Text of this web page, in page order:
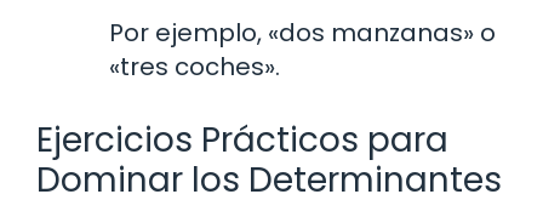
Por ejemplo, «dos manzanas» o
«tres coches».
Ejercicios Prácticos para
Dominar los Determinantes